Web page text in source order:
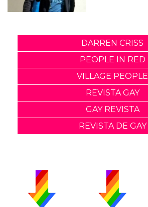
DARREN CRISS
PEOPLE IN RED
VILLAGE PEOPLE
REVISTA GAY
GAY REVISTA
REVISTA DE GAY